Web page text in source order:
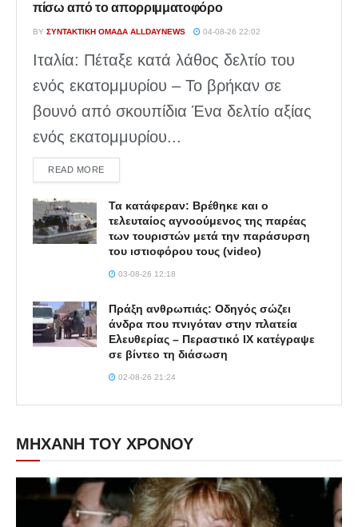
πίσω από το απορριμματοφόρο
BY ΣΥΝΤΑΚΤΙΚΉ ΟΜΆΔΑ ALLDAYNEWS 04-08-26 22:02
Ιταλία: Πέταξε κατά λάθος δελτίο του
ενός εκατομμυρίου – Το βρήκαν σε
βουνό από σκουπίδια Ένα δελτίο αξίας
ενός εκατομμυρίου...
READ MOREDETAILS
Τα κατάφεραν: Βρέθηκε και ο
τελευταίος αγνοούμενος της παρέας
των τουριστών μετά την παράσυρση
του ιστιοφόρου τους (video)
03-08-26 12:18
Πράξη ανθρωπιάς: Οδηγός σώζει
άνδρα που πνιγόταν στην πλατεία
Ελευθερίας – Περαστικό ΙΧ κατέγραψε
σε βίντεο τη διάσωση
02-08-26 21:24
ΜΗΧΑΝΗ ΤΟΥ ΧΡΟΝΟΥ